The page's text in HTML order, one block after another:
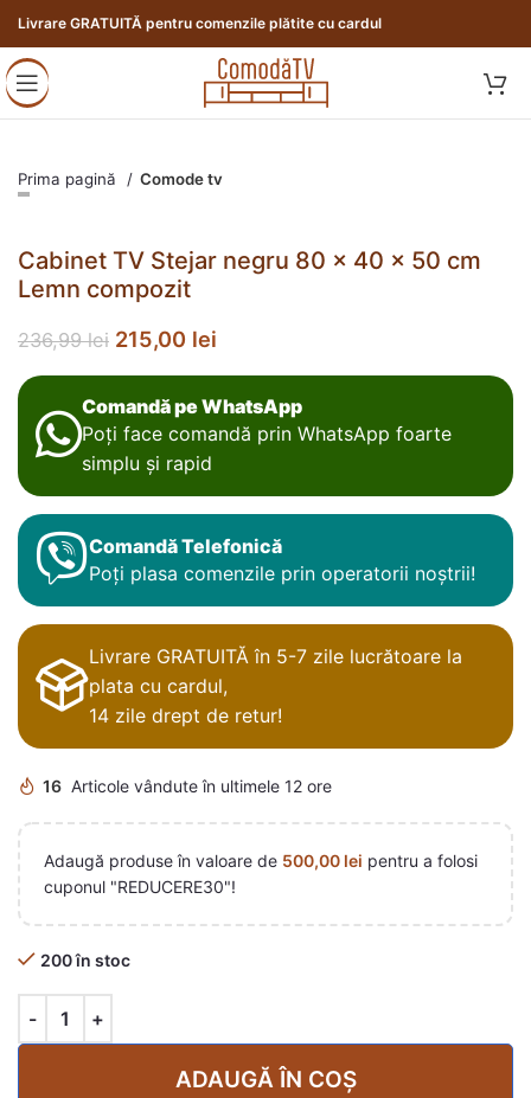
Livrare GRATUITĂ pentru comenzile plătite cu cardul
Prima pagină Comode tv
Cabinet TV Stejar negru 80 x 40 x 50 cm
Lemn compozit
236,99lei 215,00 lei
Comandă pe WhatsApp
Poți face comandă prin WhatsApp foarte
simplu și rapid
Comandă Telefonică
Poți plasa comenzile prin operatorii noștrii!
Livrare GRATUITĂ în 5-7 zile lucrătoare la
plata cu cardul,
14 zile drept de retur!
16 Articole vândute în ultimele 12 ore
Adaugă produse în valoare de 500,00 lei pentru a folosi
cuponul "REDUCERE30"!
200 în stoc
ADAUGĂ ÎN COȘ